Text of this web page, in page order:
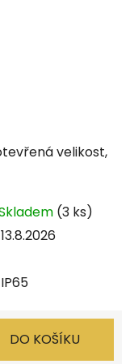
velikost,
(3 ks)
13.8.2026
IP65
DO KOŠÍKU